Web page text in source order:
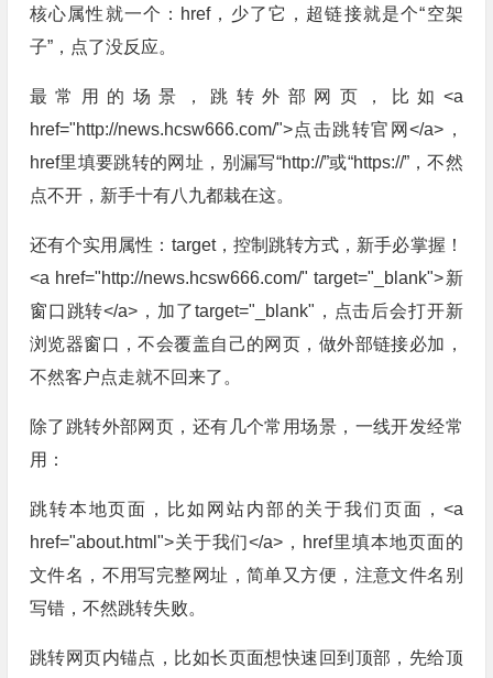
核心属性就一个：href，少了它，超链接就是个“空架
子”，点了没反应。
最常用的场景，跳转外部网页，比如<a
href="http://news.hcsw666.com/">点击跳转官网</a>，
href里填要跳转的网址，别漏写“http://”或“https://”，不然
点不开，新手十有八九都栽在这。
还有个实用属性：target，控制跳转方式，新手必掌握！
<a href="http://news.hcsw666.com/" target="_blank">新
窗口跳转</a>，加了target="_blank"，点击后会打开新
浏览器窗口，不会覆盖自己的网页，做外部链接必加，
不然客户点走就不回来了。
除了跳转外部网页，还有几个常用场景，一线开发经常
用：
跳转本地页面，比如网站内部的关于我们页面，<a
href="about.html">关于我们</a>，href里填本地页面的
文件名，不用写完整网址，简单又方便，注意文件名别
写错，不然跳转失败。
跳转网页内锚点，比如长页面想快速回到顶部，先给顶